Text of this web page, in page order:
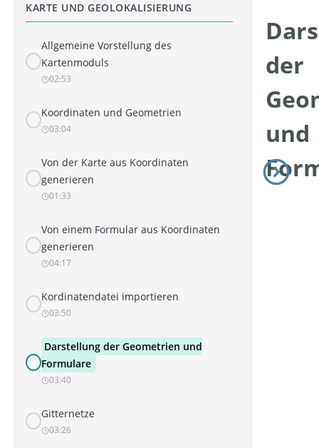
KARTE UND GEOLOKALISIERUNG
Allgemeine Vorstellung des
Kartenmoduls
02:53
Koordinaten und Geometrien
03:04
Von der Karte aus Koordinaten
generieren
01:33
Von einem Formular aus Koordinaten
generieren
04:17
Kordinatendatei importieren
03:50
Darstellung der Geometrien und
Formulare
03:40
Gitternetze
03:26
der
und